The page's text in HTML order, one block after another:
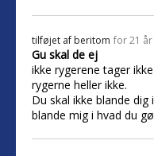
tilføjet af beritom for 21
Gu skal de ej
ikke rygerene tager
rygerne heller ikke.
Du skal ikke blande
blande mig i hvad du